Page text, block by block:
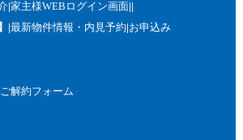
家主様WEBログイン画面
最新物件情報・内見予約 お申込み
ご解約フォーム